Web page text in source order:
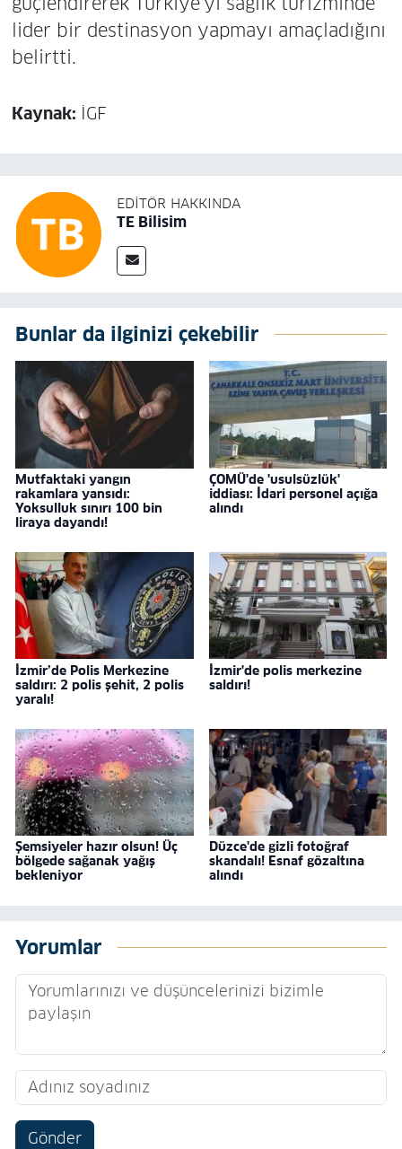
lider bir destinasyon yapmayı amaçladığını
belirtti.
Kaynak: İGF
EDITÖR HAKKINDA
TE Bilisim
Bunlar da ilginizi çekebilir
Mutfaktaki yangın
rakamlara yansıdı:
Yoksulluk sınırı 100 bin
liraya dayandı!
ÇOMÜ'de 'usulsüzlük'
iddiası: İdari personel açığa
alındı
İzmir’de Polis Merkezine
saldırı: 2 polis şehit, 2 polis
yaralı!
İzmir'de polis merkezine
saldırı!
Şemsiyeler hazır olsun! Üç
bölgede sağanak yağış
bekleniyor
Düzce'de gizli fotoğraf
skandalı! Esnaf gözaltına
alındı
Yorumlar
Gönder